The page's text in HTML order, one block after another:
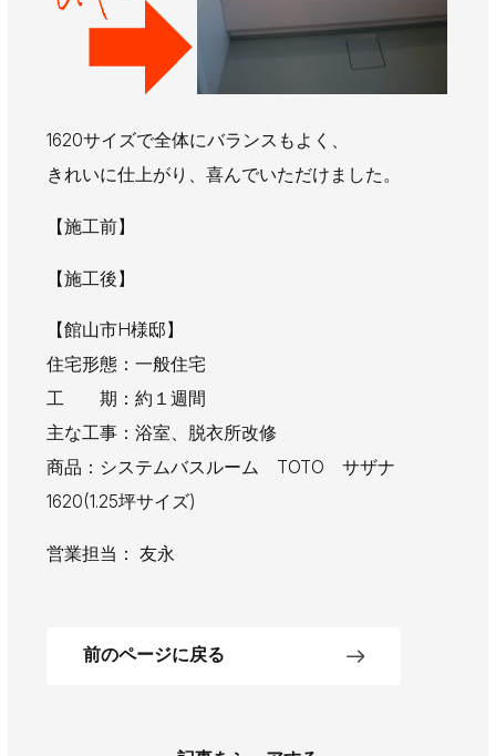
1620サイズで全体にバランスもよく、
きれいに仕上がり、喜んでいただけました。
【施工前】
【施工後】
【館山市H様邸】
住宅形態：一般住宅
工 期：約１週間
主な工事：浴室、脱衣所改修
商品：システムバスルーム TOTO サザナ
1620(1.25坪サイズ)
営業担当： 友永
前のページに戻る